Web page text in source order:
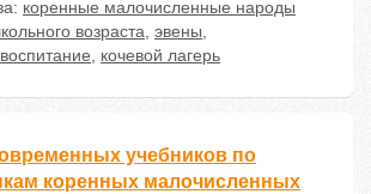
коренные малочисленные народы
возраста, эвены,
, кочевой лагерь
учебников по
коренных малочисленных